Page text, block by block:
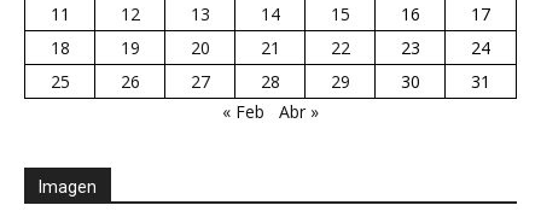
11
12 13 14 15 16
17
18
19 20 21 22 23
24
25
26 27 28 29 30
31
« Feb
Abr »
Imagen